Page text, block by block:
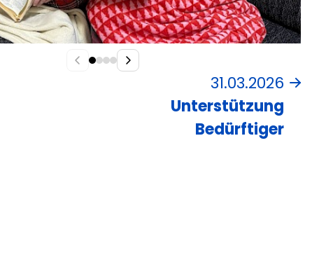
31.03.2026
Unterstützung
Bedürftiger